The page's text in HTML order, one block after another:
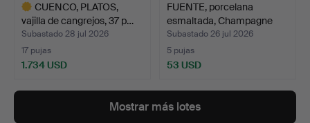
CUENCO, PLATOS,
vajilla de cangrejos, 37 p…
Subastado 28 jul 2026
17 pujas
1.734 USD
seleccionado
FUENTE, porcelana
esmaltada, Champagne
Lan…
Subastado 26 jul 2026
5 pujas
53 USD
Mostrar más lotes